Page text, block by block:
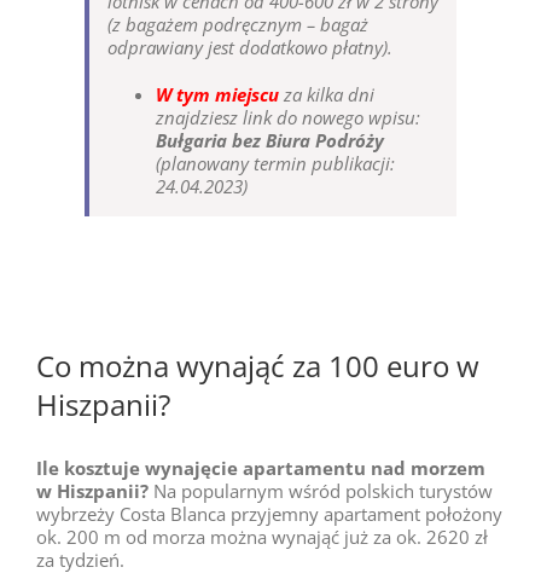
(z bagażem podręcznym – bagaż
odprawiany jest dodatkowo płatny).
W tym miejscu za kilka dni
znajdziesz link do nowego wpisu:
Bułgaria bez Biura Podróży
(planowany termin publikacji:
24.04.2023)
Co można wynająć za 100 euro w
Hiszpanii?
Ile kosztuje wynajęcie apartamentu nad morzem
w Hiszpanii? Na popularnym wśród polskich turystów
wybrzeży Costa Blanca przyjemny apartament położony
ok. 200 m od morza można wynająć już za ok. 2620 zł
za tydzień.